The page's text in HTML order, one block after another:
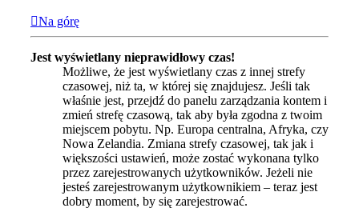
Na górę
Jest wyświetlany nieprawidłowy czas!
Możliwe, że jest wyświetlany czas z innej strefy
czasowej, niż ta, w której się znajdujesz. Jeśli tak
właśnie jest, przejdź do panelu zarządzania kontem i
zmień strefę czasową, tak aby była zgodna z twoim
miejscem pobytu. Np. Europa centralna, Afryka, czy
Nowa Zelandia. Zmiana strefy czasowej, tak jak i
większości ustawień, może zostać wykonana tylko
przez zarejestrowanych użytkowników. Jeżeli nie
jesteś zarejestrowanym użytkownikiem – teraz jest
dobry moment, by się zarejestrować.